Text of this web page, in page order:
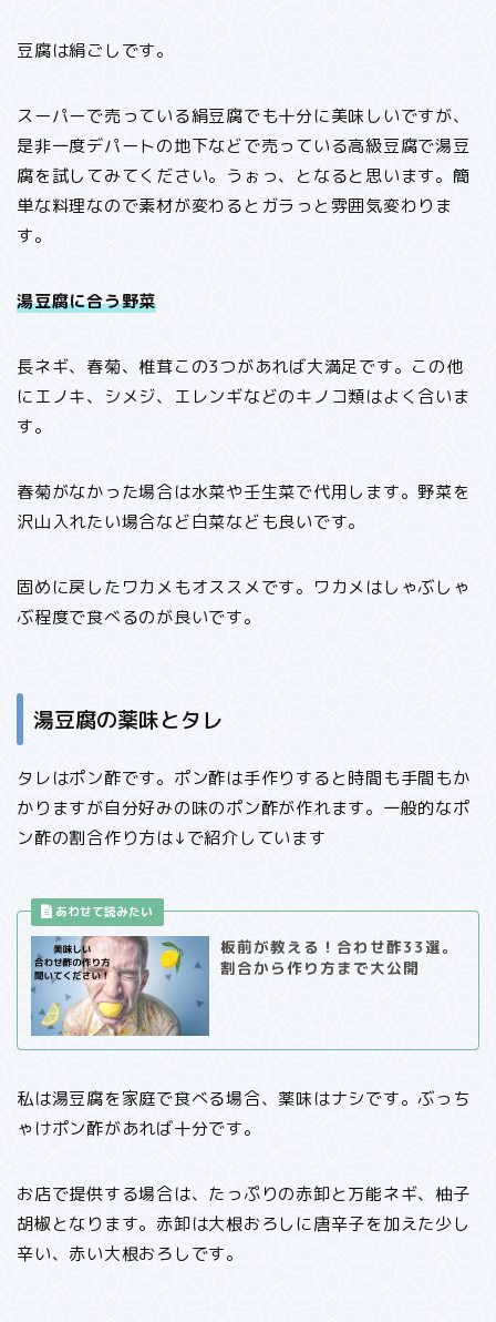
豆腐は絹ごしです。
スーパーで売っている絹豆腐でも十分に美味しいですが、
是非一度デパートの地下などで売っている高級豆腐で湯豆
腐を試してみてください。うぉっ、となると思います。簡
単な料理なので素材が変わるとガラっと雰囲気変わりま
す。
湯豆腐に合う野菜
長ネギ、春菊、椎茸この3つがあれば大満足です。この他
にエノキ、シメジ、エレンギなどのキノコ類はよく合いま
す。
春菊がなかった場合は水菜や壬生菜で代用します。野菜を
沢山入れたい場合など白菜なども良いです。
固めに戻したワカメもオススメです。ワカメはしゃぶしゃ
ぶ程度で食べるのが良いです。
湯豆腐の薬味とタレ
タレはポン酢です。ポン酢は手作りすると時間も手間もか
かりますが自分好みの味のポン酢が作れます。一般的なポ
ン酢の割合作り方は↓で紹介しています
板前が教える！合わせ酢33選。
割合から作り方まで大公開
私は湯豆腐を家庭で食べる場合、薬味はナシです。ぶっち
ゃけポン酢があれば十分です。
お店で提供する場合は、たっぷりの赤卸と万能ネギ、柚子
胡椒となります。赤卸は大根おろしに唐辛子を加えた少し
辛い、赤い大根おろしです。